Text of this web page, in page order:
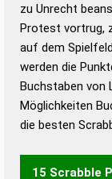
zu Unrecht
Protest vortrug,
auf dem
werden die
Buchstaben von
Möglichkeiten
die besten
15 Scrabble